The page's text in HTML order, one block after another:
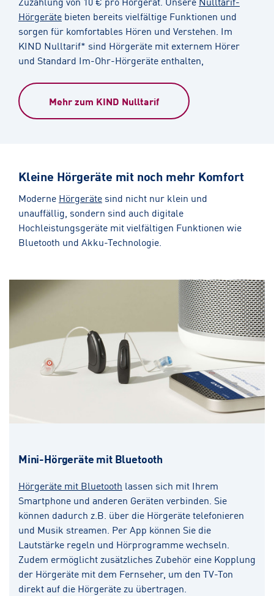
Hörgeräte bieten bereits vielfältige Funktionen und
sorgen für komfortables Hören und Verstehen. Im
KIND Nulltarif* sind Hörgeräte mit externem Hörer
und Standard Im-Ohr-Hörgeräte enthalten,
Mehr zum KIND Nulltarif
Kleine Hörgeräte mit noch mehr Komfort
Moderne Hörgeräte sind nicht nur klein und
unauffällig, sondern sind auch digitale
Hochleistungsgeräte mit vielfältigen Funktionen wie
Bluetooth und Akku-Technologie.
Mini-Hörgeräte mit Bluetooth
Hörgeräte mit Bluetooth lassen sich mit Ihrem
Smartphone und anderen Geräten verbinden. Sie
können dadurch z.B. über die Hörgeräte telefonieren
und Musik streamen. Per App können Sie die
Lautstärke regeln und Hörprogramme wechseln.
Zudem ermöglicht zusätzliches Zubehör eine Kopplung
der Hörgeräte mit dem Fernseher, um den TV-Ton
direkt auf die Hörgeräte zu übertragen.